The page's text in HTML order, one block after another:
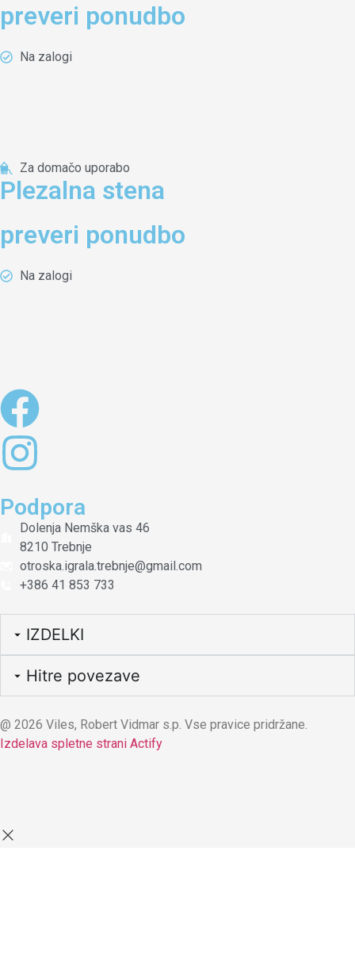
preveri ponudbo
Na zalogi
Za domačo uporabo
Plezalna stena
preveri ponudbo
Na zalogi
Podpora
Dolenja Nemška vas 46
8210 Trebnje
otroska.igrala.trebnje@gmail.com
+386 41 853 733
IZDELKI
Hitre povezave
@ 2026 Viles, Robert Vidmar s.p. Vse pravice pridržane.
Izdelava spletne strani Actify